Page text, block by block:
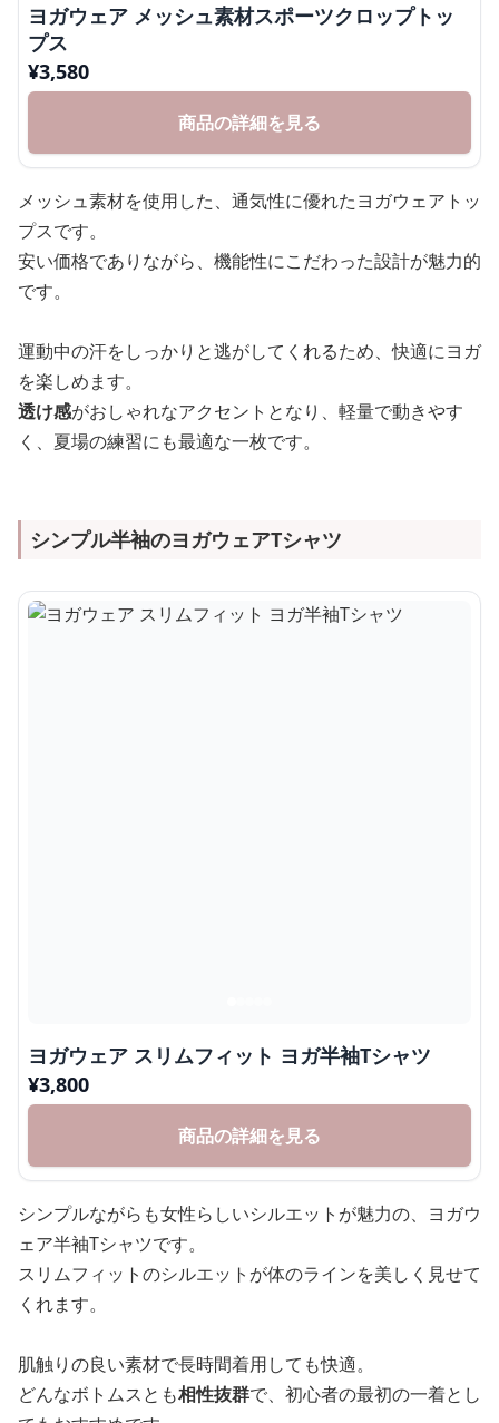
ヨガウェア メッシュ素材スポーツクロップトッ
プス
¥3,580
商品の詳細を見る
メッシュ素材を使用した、通気性に優れたヨガウェアトッ
プスです。
安い価格でありながら、機能性にこだわった設計が魅力的
です。
運動中の汗をしっかりと逃がしてくれるため、快適にヨガ
を楽しめます。
透け感がおしゃれなアクセントとなり、軽量で動きやす
く、夏場の練習にも最適な一枚です。
シンプル半袖のヨガウェアTシャツ
ヨガウェア スリムフィット ヨガ半袖Tシャツ
¥3,800
商品の詳細を見る
シンプルながらも女性らしいシルエットが魅力の、ヨガウ
ェア半袖Tシャツです。
スリムフィットのシルエットが体のラインを美しく見せて
くれます。
肌触りの良い素材で長時間着用しても快適。
どんなボトムスとも相性抜群で、初心者の最初の一着とし